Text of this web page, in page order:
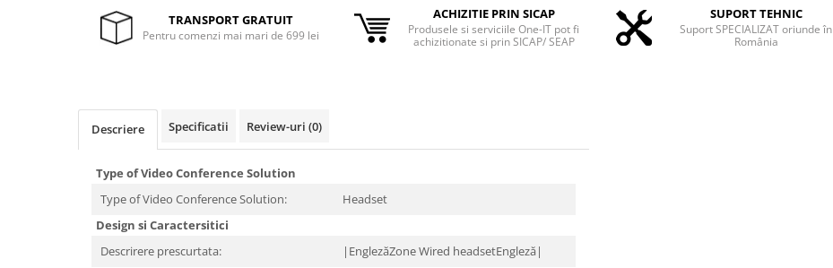
Tastaturi Gaming
Card Reader
TRANSPORT GRATUIT
Pentru comenzi mai mari de 699 lei
ACHIZITIE PRIN SICAP
Produsele si serviciile One-IT pot fi
achizitionate si prin SICAP/ SEAP
SUPORT TEHNIC
Suport SPECIALIZAT oriunde în
România
Descriere Specificatii Review-uri (0)
Type of Video Conference Solution
Type of Video Conference Solution:
Headset
Design si Caractersitici
Descrirere prescurtata:
|EnglezăZone Wired headsetEngleză|